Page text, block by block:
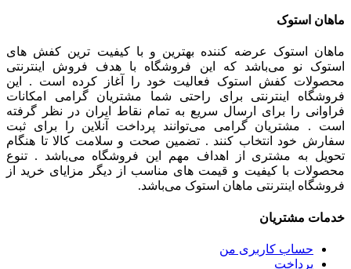
ماهان استوک
ماهان استوک عرضه کننده بهترین و با کیفیت ترین کفش های
استوک نو می‌باشد که این فروشگاه با هدف فروش اینترنتی
محصولات کفش استوک فعالیت خود را آغاز کرده است . این
فروشگاه اینترنتی برای راحتی شما مشتریان گرامی امکانات
فراوانی را برای ارسال سریع به تمام نقاط ایران در نظر گرفته
است . مشتریان گرامی می‌توانند پرداخت آنلاین را برای ثبت
سفارش خود انتخاب کنند . تضمین صحت و سلامت کالا تا هنگام
تحویل به مشتری از اهداف مهم این فروشگاه می‌باشد . تنوع
محصولات با کیفیت و قیمت های مناسب از دیگر مزایای خرید از
فروشگاه اینترنتی ماهان استوک می‌باشد.
خدمات مشتریان
حساب کاربری من
پرداخت